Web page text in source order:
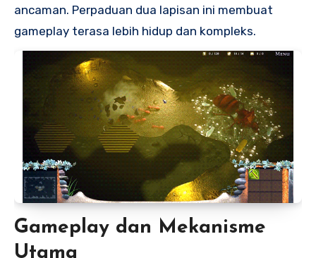
ancaman. Perpaduan dua lapisan ini membuat
gameplay terasa lebih hidup dan kompleks.
Gameplay dan Mekanisme
Utama